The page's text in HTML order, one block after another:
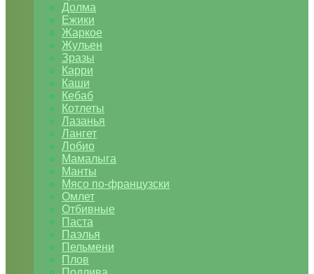
Долма
Ежики
Жаркое
Жульен
Зразы
Карри
Каши
Кебаб
Котлеты
Лазанья
Лангет
Лобио
Мамалыга
Манты
Мясо по-французски
Омлет
Отбивные
Паста
Паэлья
Пельмени
Плов